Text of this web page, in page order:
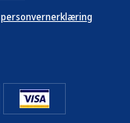
personvernerklæring